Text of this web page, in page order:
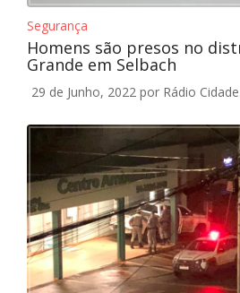
Segurança
Homens são presos no
Grande em Selbach
29 de Junho, 2022 por Rádio